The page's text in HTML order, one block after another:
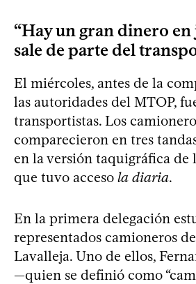
“Hay un gran dinero en
sale de parte del
El miércoles, antes de la
las autoridades del MTOP,
transportistas. Los
comparecieron en tres
en la versión taquigráfica de
que tuvo acceso la diaria.
En la primera delegación
representados camioneros
Lavalleja. Uno de ellos,
—quien se definió como